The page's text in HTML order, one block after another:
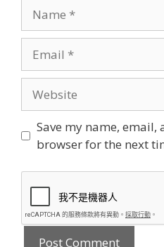
Save my name, email,
browser for the next